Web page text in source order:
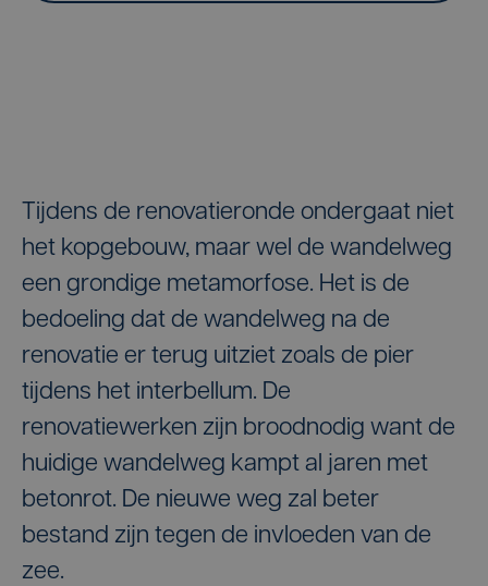
Tijdens de renovatieronde ondergaat niet
het kopgebouw, maar wel de wandelweg
een grondige metamorfose. Het is de
bedoeling dat de wandelweg na de
renovatie er terug uitziet zoals de pier
tijdens het interbellum. De
renovatiewerken zijn broodnodig want de
huidige wandelweg kampt al jaren met
betonrot. De nieuwe weg zal beter
bestand zijn tegen de invloeden van de
zee.